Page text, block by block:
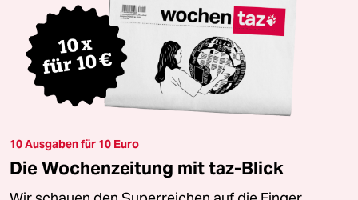
10 Ausgaben für 10 Euro
Die Wochenzeitung mit taz-Blick